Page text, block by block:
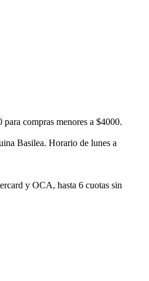
para compras menores a $4000.
Basilea. Horario de lunes a
y OCA, hasta 6 cuotas sin